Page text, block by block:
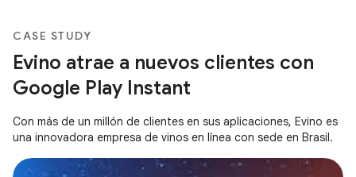
CASE STUDY
Evino atrae a nuevos clientes con
Google Play Instant
Con más de un millón de clientes en sus aplicaciones, Evino es
una innovadora empresa de vinos en línea con sede en Brasil.